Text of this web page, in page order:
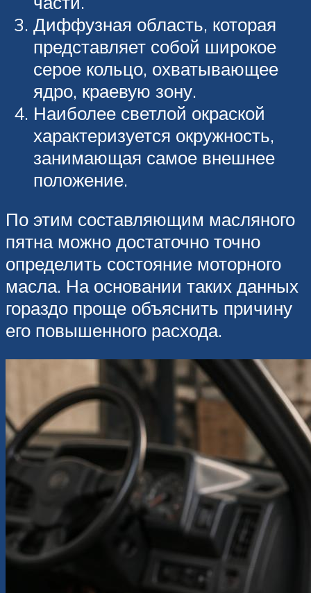
Диффузная область, которая
представляет собой широкое
серое кольцо, охватывающее
ядро, краевую зону.
Наиболее светлой окраской
характеризуется окружность,
занимающая самое внешнее
положение.
По этим составляющим масляного
пятна можно достаточно точно
определить состояние моторного
масла. На основании таких данных
гораздо проще объяснить причину
его повышенного расхода.